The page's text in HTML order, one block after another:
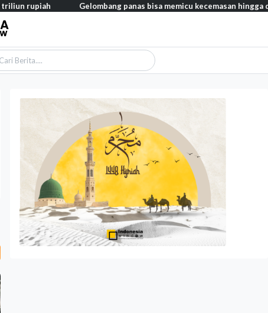
Gelombang panas bisa memicu kecemasan hingga depresi